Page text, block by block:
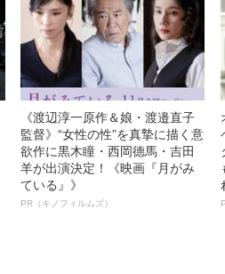
《渡辺淳一原作＆娘・渡邉直子
監督》“女性の性”を真摯に描く意
欲作に黒木瞳・西岡德馬・吉田
羊が出演決定！《映画『月がみ
ている』》
PR（キノフィルムズ）